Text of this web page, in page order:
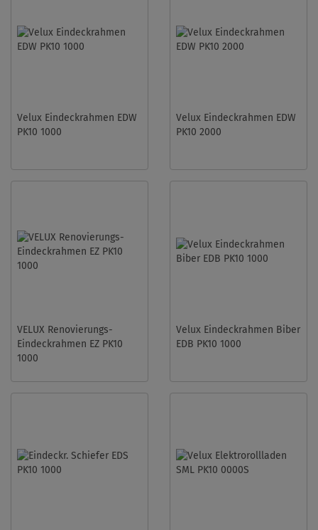
Velux Eindeckrahmen EDW
PK10 1000
Velux Eindeckrahmen EDW
PK10 2000
VELUX Renovierungs-
Eindeckrahmen EZ PK10
1000
Velux Eindeckrahmen Biber
EDB PK10 1000